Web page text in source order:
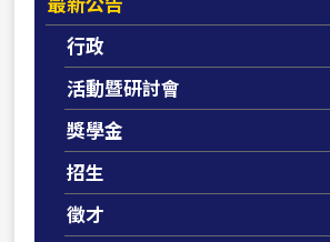
行政
活動暨研討會
獎學金
招生
徵才